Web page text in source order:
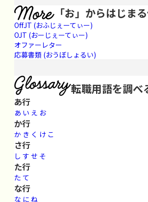
「お」からはじま
OffJT (おふじぇーてぃー)
OJT (おーじぇーてぃー)
オファーレター
応募書類 (おうぼしょるい)
転職用語を調べ
あ行
あ い え お
か行
か き く け こ
さ行
し す せ そ
た行
た て
な行
な に ね